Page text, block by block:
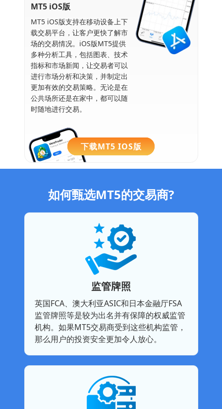
MT5 iOS版
MT5 iOS版支持在移动设备上下
载交易平台，让客户更快了解市
场的交易情况。iOS版MT5提供
多种分析工具，包括图表、技术
指标和市场新闻，让交易者可以
进行市场分析和决策，并制定出
更加有效的交易策略。无论是在
公共场所还是在家中，都可以随
时随地进行交易。
下载MT5 IOS版
如何甄选MT5的交易商?
监管牌照
英国FCA、澳大利亚ASIC和日本金融厅FSA
监管牌照等是较为出名并有保障的权威监管
机构。如果MT5交易商受到这些机构监管，
那么用户的投资安全更加令人放心。